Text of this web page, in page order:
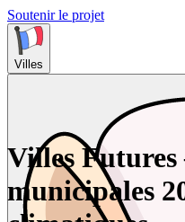
Soutenir le projet
Villes
Villes
municipales